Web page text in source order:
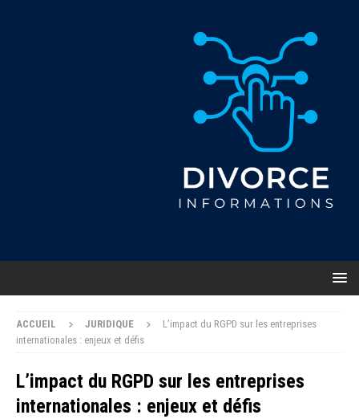
ACCUEIL JURIDIQUE
L’impact du RGPD sur les entreprises
internationales : enjeux et défis
L’impact du RGPD sur les entreprises
internationales : enjeux et défis